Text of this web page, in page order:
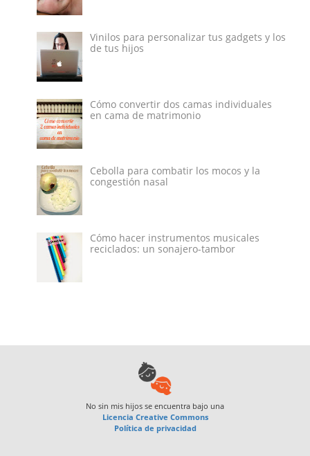
Vinilos para personalizar tus gadgets y los
de tus hijos
Cómo convertir dos camas individuales
en cama de matrimonio
Cebolla para combatir los mocos y la
congestión nasal
Cómo hacer instrumentos musicales
reciclados: un sonajero-tambor
No sin mis hijos se encuentra bajo una
Licencia Creative Commons
Política de privacidad